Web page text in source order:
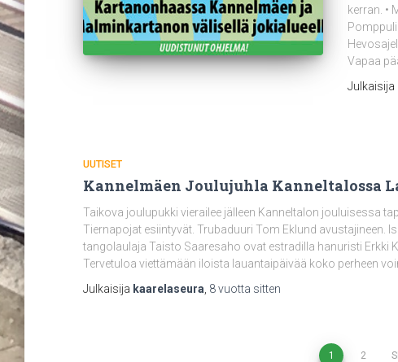
kerran. •
Vapaa
Julkaisija
UUTISET
Kannelmäen Joulujuhla Kanneltalossa La
Taikova joulupukki vierailee jälleen Kanneltalon jouluisessa
Tiernapojat esiintyvät. Trubaduuri Tom Eklund avustajineen.
tangolaulaja Taisto Saaresaho ovat estradilla hanuristi Erkki
Tervetuloa viettämään iloista lauantaipäivää koko perheen
Julkaisija kaarelaseura 8 vuotta sitten
1 2